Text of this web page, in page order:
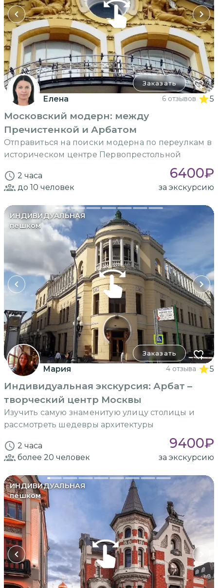
Заказать
Елена 6 отзывов 5
Московский модерн: между
Пречистенкой и Арбатом
Отправиться на поиски модерна по переулкам в
историческом центре Первопрестольной
2 часа 6400₽
до 10 человек за экскурсию
ИНДИВИДУАЛЬНАЯ
пешком
Заказать
Мария 4 отзыва 5
Индивидуальная экскурсия: Арбат –
творческий центр Москвы
Изучить самую знаменитую улицу столицы и
рассмотреть шедевры архитектуры
2 часа 9400₽
более 20 человек за экскурсию
ИНДИВИДУАЛЬНАЯ
пешком